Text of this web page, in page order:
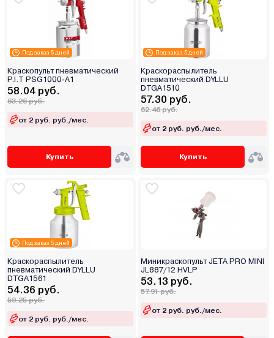
Под заказ 5 дней
Краскопульт пневматический
P.I.T PSG1000-A1
58.04 руб.
63.26 руб.
от 2 руб. руб./мес.
Купить
Под заказ 5 дней
Краскораспылитель
пневматический DYLLU
DTGA1510
57.30 руб.
62.46 руб.
от 2 руб. руб./мес.
Купить
Под заказ 5 дней
Краскораспылитель
пневматический DYLLU
DTGA1561
54.36 руб.
59.25 руб.
от 2 руб. руб./мес.
Миникраскопульт JETA PRO MINI
JL887/12 HVLP
53.13 руб.
57.91 руб.
от 2 руб. руб./мес.